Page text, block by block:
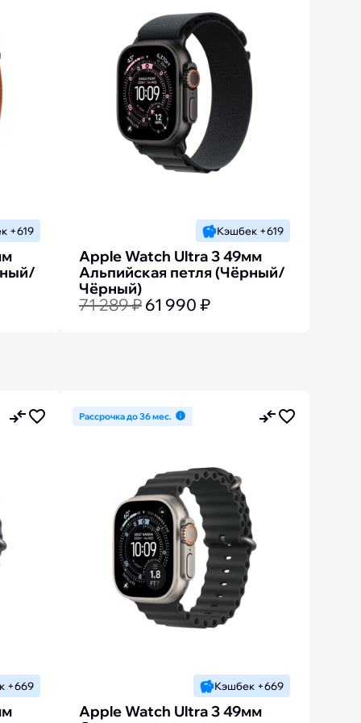
+619 Кэшбек +619
Apple Watch Ultra 3 49мм
Альпийская петля (Чёрный/
Чёрный)
71 289 ₽ 61 990 ₽
+669
Рассрочка до 36 мес.
Кэшбек +669
Apple Watch Ultra 3 49мм